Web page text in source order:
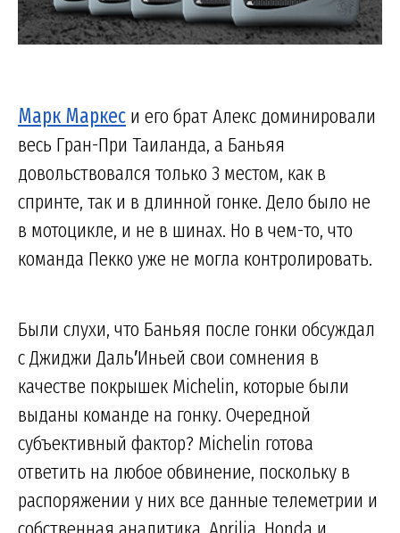
Марк Маркес и его брат Алекс доминировали
весь Гран-При Таиланда, а Баньяя
довольствовался только 3 местом, как в
спринте, так и в длинной гонке. Дело было не
в мотоцикле, и не в шинах. Но в чем-то, что
команда Пекко уже не могла контролировать.
Были слухи, что Баньяя после гонки обсуждал
с Джиджи Даль′Иньей свои сомнения в
качестве покрышек Michelin, которые были
выданы команде на гонку. Очередной
субъективный фактор? Michelin готова
ответить на любое обвинение, поскольку в
распоряжении у них все данные телеметрии и